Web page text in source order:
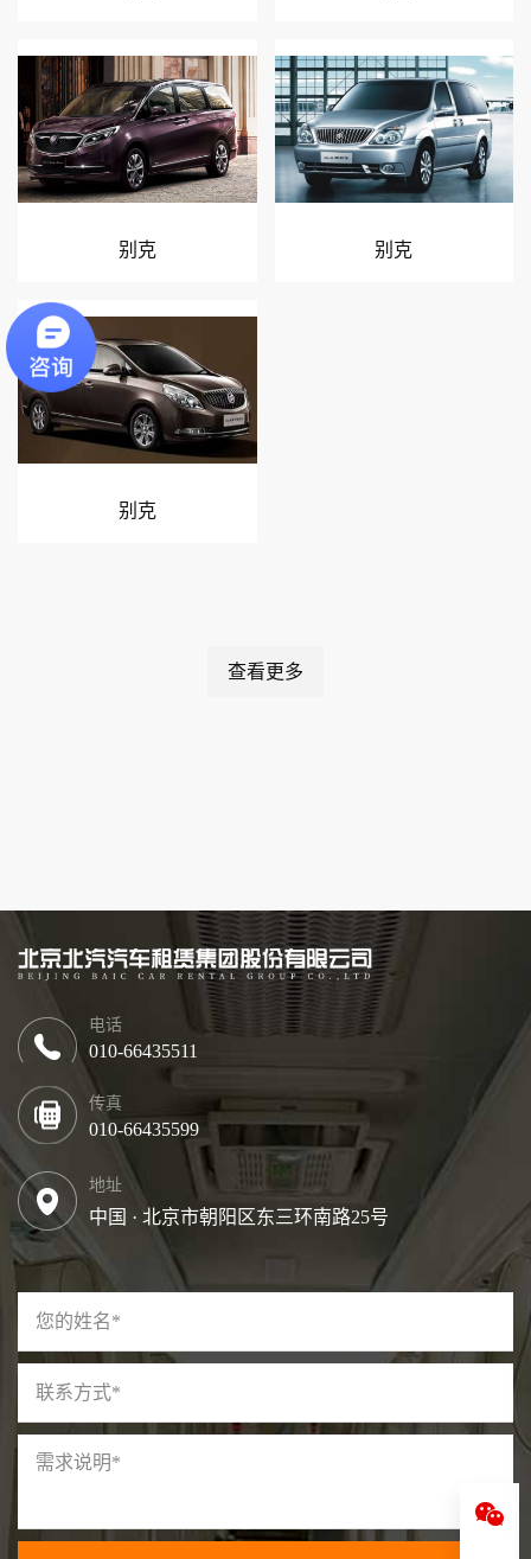
别克 别克
别克
查看更多
电话
010-66435511
传真
010-66435599
地址
中国 · 北京市朝阳区东三环南路25号